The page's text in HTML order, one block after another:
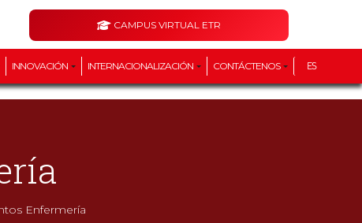
CAMPUS VIRTUAL ETR
INNOVACIÓN INTERNACIONALIZACIÓN CONTÁCTENOS ES
Enfermería